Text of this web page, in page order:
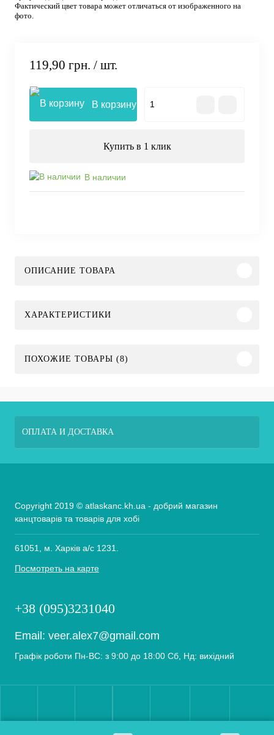
Фактический цвет товара может отличаться от изображенного на
фото.
119,90 грн. / шт.
В корзину
Купить в 1 клик
В наличии
ОПИСАНИЕ ТОВАРА
ХАРАКТЕРИСТИКИ
ПОХОЖИЕ ТОВАРЫ (8)
ОПЛАТА И ДОСТАВКА
Copyright 2019 © atlaskanc.kh.ua - добрий магазин
канцтоварів та товарів для хобі
61051, м. Харків а/с 1231.
Посмотреть на карте
+38 (095)3231040
Email: veer.alex7@gmail.com
Графік роботи Пн-ВС: з 9:00 до 18:00 Сб, Нд: вихідний